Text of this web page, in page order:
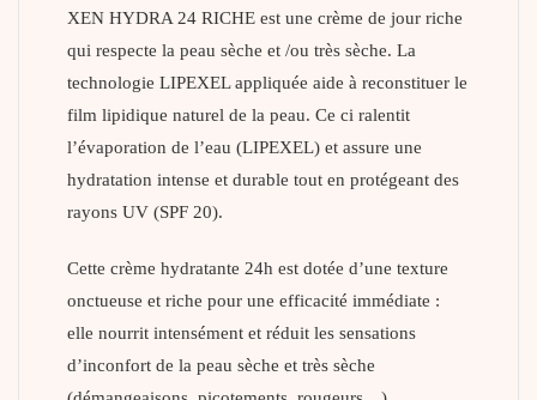
XEN HYDRA 24 RICHE est une crème de jour riche
qui respecte la peau sèche et /ou très sèche. La
technologie LIPEXEL appliquée aide à reconstituer le
film lipidique naturel de la peau. Ce ci ralentit
l’évaporation de l’eau (LIPEXEL) et assure une
hydratation intense et durable tout en protégeant des
rayons UV (SPF 20).
Cette crème hydratante 24h est dotée d’une texture
onctueuse et riche pour une efficacité immédiate :
elle nourrit intensément et réduit les sensations
d’inconfort de la peau sèche et très sèche